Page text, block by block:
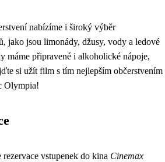
nabízíme i široký výběr
jako jsou limonády, džusy, vody a ledové
máme připravené i alkoholické nápoje,
si užít film s tím nejlepším občerstvením
Olympia!
vstupenek do kina Cinemax